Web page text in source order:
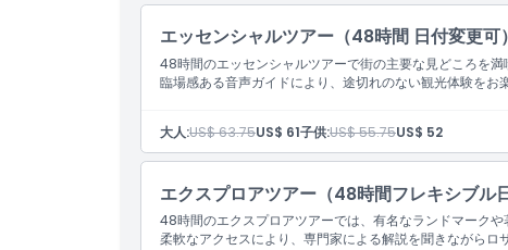
場所
引換方法
利用規約
キャンセルポリシー
エッセンシャルツアー（48時間 日付変更可）
48時間のエッセンシャルツアーで街の主要な見どころを
臨場感ある音声ガイドにより、途切れのない観光体験をお
大人:US$ 63.75US$ 61子供:US$ 55.75US$ 52
エクスプロアツアー（48時間フレキシブル
48時間のエクスプロアツアーでは、有名なランドマーク
柔軟なアクセスにより、専門家による解説を聞きながらロ